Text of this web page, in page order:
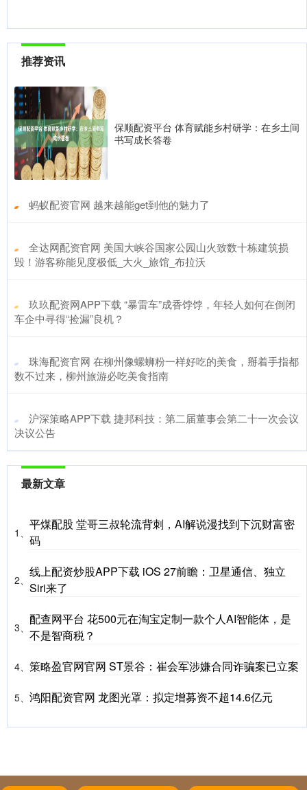
推荐资讯
保顺配资平台 体育赋能乡村研学：在乡土间
书写成长答卷
​蚂蚁配资官网 越来越能get到他的魅力了
​全达网配资官网 美国大峡谷国家公园山火致数十栋建筑损
毁！游客称能见度极低_大火_旅馆_布拉沃
​玖玖配资网APP下载 “暴雷车”成香饽饽，年轻人如何在倒闭
车企中寻得“捡漏”良机？
​珠海配资官网 在柳州像螺蛳粉一样好吃的美食，掰着手指都
数不过来，柳州旅游必吃美食指南
​沪深策略APP下载 捷邦科技：第二届董事会第二十一次会议
决议公告
最新文章
1、
平煤配股 堂哥三叔轮流背刺，AI解说漫找到下沉财富密
码
2、
线上配资炒股APP下载 iOS 27前瞻：卫星通信、独立
Siri来了
3、
配查网平台 花500元在淘宝定制一款个人AI智能体，是
不是智商税？
4、 策略盈官网官网 ST景谷：崔会军涉嫌合同诈骗案已立案
5、 鸿阳配资官网 龙图光罩：拟定增募资不超14.6亿元